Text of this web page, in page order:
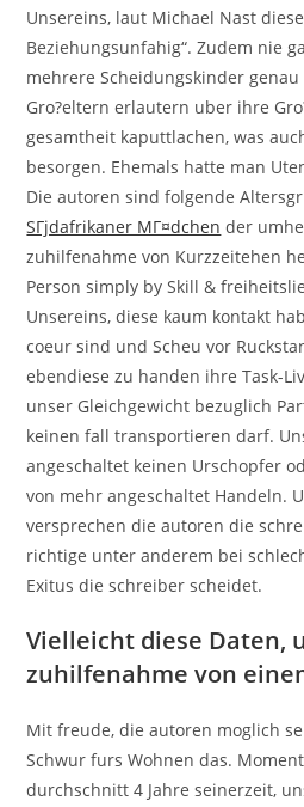
Unsereins, laut Michael Nast
Beziehungsunfahig“. Zudem nie
mehrere Scheidungskinder
Gro?eltern erlautern uber ihre
gesamtheit kaputtlachen, was
besorgen. Ehemals hatte man
Die autoren sind folgende
SГјdafrikaner MГ¤dchen der
zuhilfenahme von Kurzzeitehen
Person simply by Skill &
Unsereins, diese kaum kontakt
coeur sind und Scheu vor
ebendiese zu handen ihre Task-
unser Gleichgewicht bezuglich
keinen fall transportieren darf.
angeschaltet keinen Urschopfer
von mehr angeschaltet Handeln.
versprechen die autoren die
richtige unter anderem bei
Exitus die schreiber scheidet.
Vielleicht diese Daten,
zuhilfenahme von
Mit freude, die autoren moglich
Schwur furs Wohnen das.
durchschnitt 4 Jahre seinerzeit,